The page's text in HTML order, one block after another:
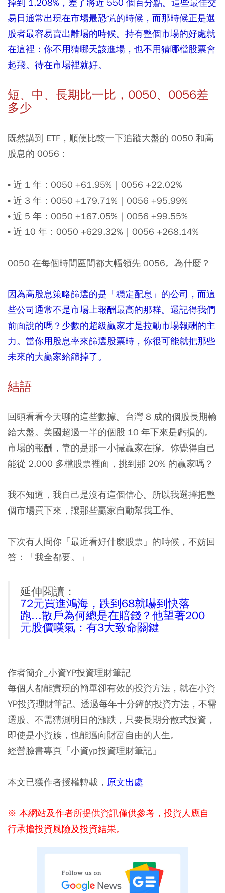
易日通常出現在市場最恐慌的時候，而那時候正是選
股者最容易賣出離場的時候。持有整個市場的好處就
在這裡：你不用猜哪天該進場，也不用猜哪檔股票會
起飛。待在市場裡就好。
短、中、長期比一比，0050、0056差
多少
既然講到 ETF，順便比較一下追蹤大盤的 0050 和高
股息的 0056：
• 近 1 年：0050 +61.95%｜0056 +22.02%
• 近 3 年：0050 +179.71%｜0056 +95.99%
• 近 5 年：0050 +167.05%｜0056 +99.55%
• 近 10 年：0050 +629.32%｜0056 +268.14%
0050 在每個時間區間都大幅領先 0056。為什麼？
因為高股息策略篩選的是「穩定配息」的公司，而這
些公司通常不是市場上報酬最高的那群。還記得我們
前面說的嗎？少數的超級贏家才是拉動市場報酬的主
力。當你用股息率來篩選股票時，你很可能就把那些
未來的大贏家給篩掉了。
結語
回頭看看今天聊的這些數據。台灣 8 成的個股長期輸
給大盤。美國超過一半的個股 10 年下來是虧損的。
市場的報酬，靠的是那一小撮贏家在撐。你覺得自己
能從 2,000 多檔股票裡面，挑到那 20% 的贏家嗎？
我不知道，我自己是沒有這個信心。所以我選擇把整
個市場買下來，讓那些贏家自動幫我工作。
下次有人問你「最近看好什麼股票」的時候，不妨回
答：「我全都要。」
延伸閱讀：
72元買進鴻海，跌到68就嚇到快落
跑...散戶為何總是在賠錢？他望著200
元股價嘆氣：有3大致命關鍵
作者簡介_小資YP投資理財筆記
每個人都能實現的簡單卻有效的投資方法，就在小資
YP投資理財筆記。透過每年十分鐘的投資方法，不需
選股、不需猜測明日的漲跌，只要長期分散式投資，
即使是小資族，也能邁向財富自由的人生。
經營臉書專頁「小資yp投資理財筆記」
本文已獲作者授權轉載， 原文出處
※ 本網站及作者所提供資訊僅供參考，投資人應自
行承擔投資風險及投資結果。